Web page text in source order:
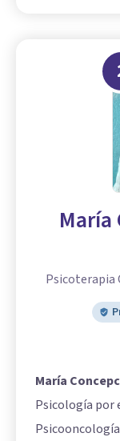
Psicoterapia
María
Psicología por